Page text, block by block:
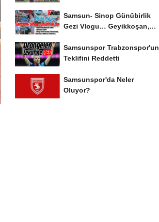
Samsun- Sinop Günübirlik
Gezi Vlogu… Geyikkoşan,
Samsunspor Trabzonspor'un
Teklifini Reddetti
Samsunspor'da Neler
Oluyor?